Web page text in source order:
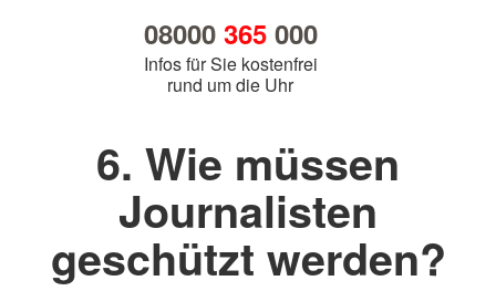
08000 365000
Infos für Sie kostenfrei
rund um die Uhr
6. Wie müssen
Journalisten
geschützt werden?